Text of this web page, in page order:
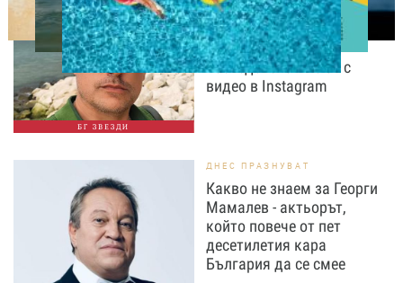
БГ ЗВЕЗДИ
„Не бъдете скромни, а
пищни“: Владимир
Карамазов разсмя
последователите си с
видео в Instagram
ДНЕС ПРАЗНУВАТ
Какво не знаем за Георги
Мамалев - актьорът,
който повече от пет
десетилетия кара
България да се смее